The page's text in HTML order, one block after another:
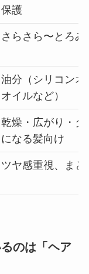
保護
さらさら〜とろ
油分（シリコンオ
オイルなど）
乾燥・広がり・ダ
になる髪向け
ツヤ感重視、まと
のは「ヘア